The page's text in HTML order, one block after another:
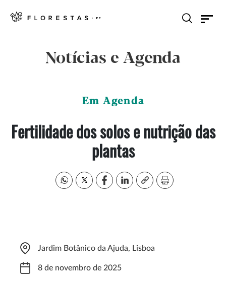
Notícias e Agenda
Em Agenda
Fertilidade dos solos e nutrição das
plantas
Jardim Botânico da Ajuda, Lisboa
8 de novembro de 2025